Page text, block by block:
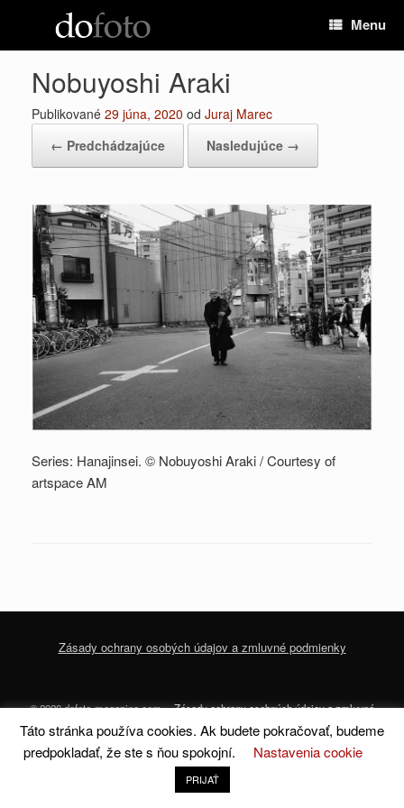
Menu
Nobuyoshi Araki
Publikované 29 júna, 2020 od Juraj Marec
← Predchádzajúce
Nasledujúce →
Series: Hanajinsei. © Nobuyoshi Araki / Courtesy of
artspace AM
Zásady ochrany osobých údajov a zmluvné podmienky
© 2020 dofoto-magazine.com
Zásady ochrany osobných údajov a zmluvné
podmienky
ASiteOriginTheme
Táto stránka používa cookies. Ak budete pokračovať, budeme
predpokladať, že ste s ňou spokojní.
Nastavenia cookie
PRIJAŤ